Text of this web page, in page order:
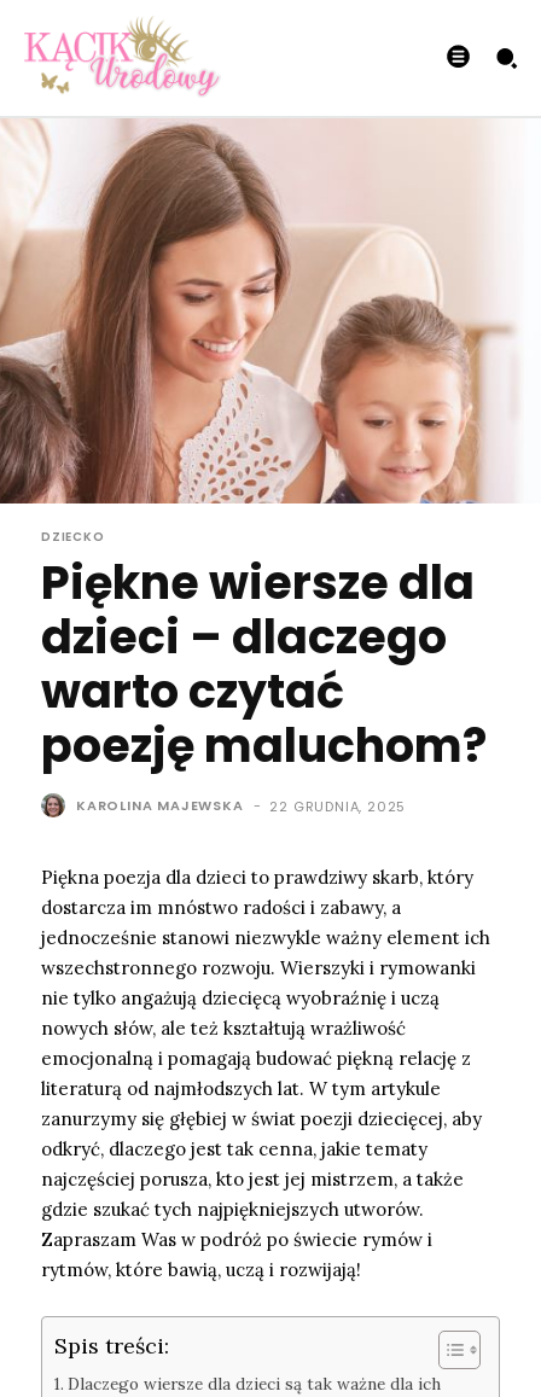
DZIECKO
Piękne wiersze dla
dzieci – dlaczego
warto czytać
poezję maluchom?
KAROLINA MAJEWSKA - 22 GRUDNIA, 2025
Piękna poezja dla dzieci to prawdziwy skarb, który
dostarcza im mnóstwo radości i zabawy, a
jednocześnie stanowi niezwykle ważny element ich
wszechstronnego rozwoju. Wierszyki i rymowanki
nie tylko angażują dziecięcą wyobraźnię i uczą
nowych słów, ale też kształtują wrażliwość
emocjonalną i pomagają budować piękną relację z
literaturą od najmłodszych lat. W tym artykule
zanurzymy się głębiej w świat poezji dziecięcej, aby
odkryć, dlaczego jest tak cenna, jakie tematy
najczęściej porusza, kto jest jej mistrzem, a także
gdzie szukać tych najpiękniejszych utworów.
Zapraszam Was w podróż po świecie rymów i
rytmów, które bawią, uczą i rozwijają!
Spis treści:
Dlaczego wiersze dla dzieci są tak ważne dla ich